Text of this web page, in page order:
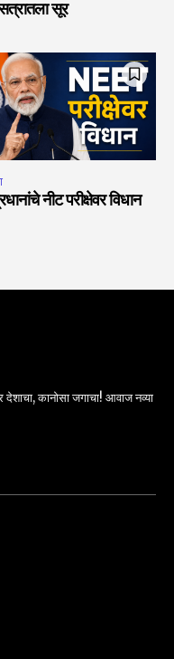
सूर
नीट परीक्षेवर विधान
कानोसा जगाचा! आवाज नव्या